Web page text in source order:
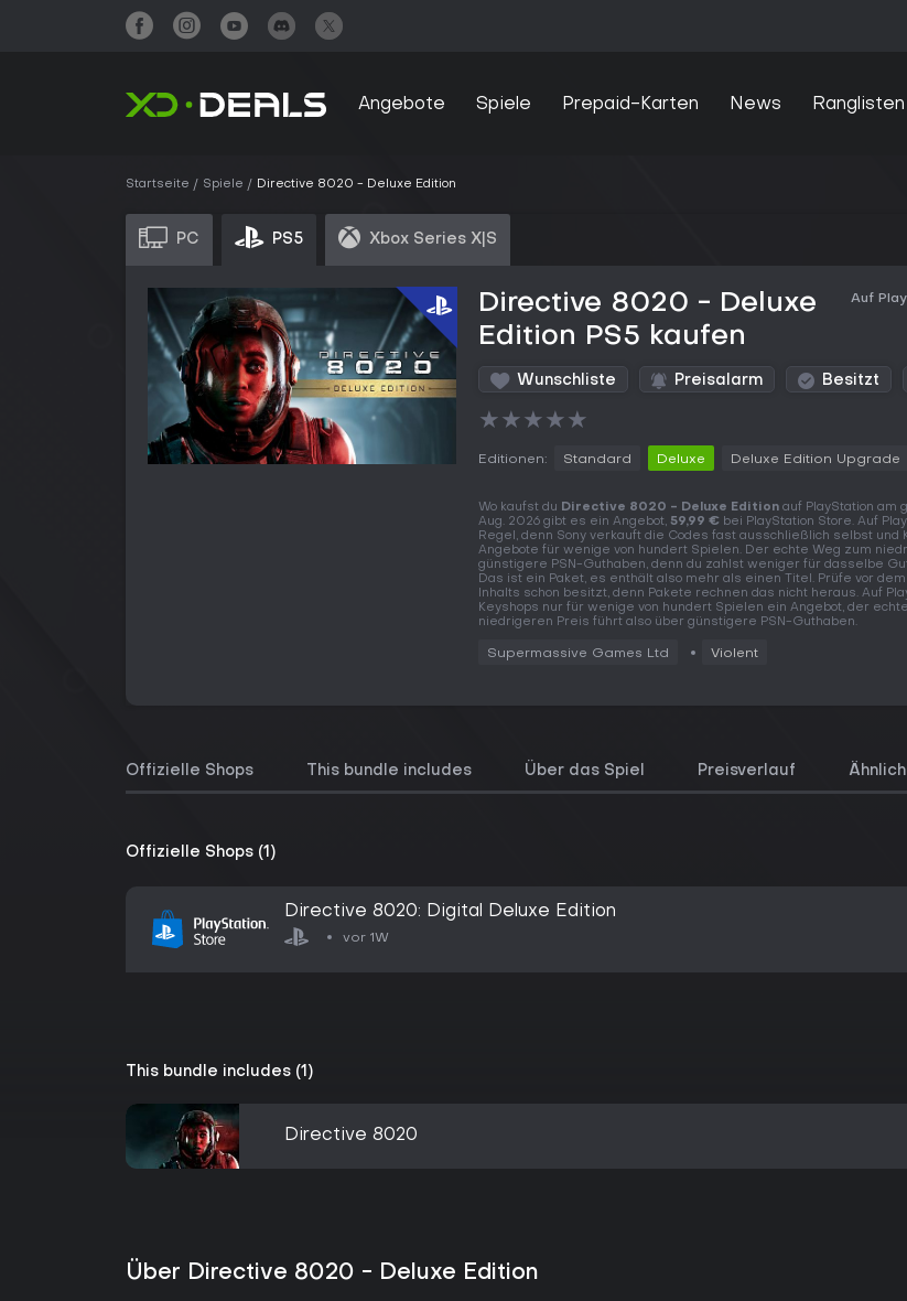
Angebote Spiele Prepaid-Karten News Ranglisten
Startseite Spiele Directive 8020 - Deluxe Edition
PC PS5 Xbox Series X|S
Directive 8020 - Deluxe
Edition PS5 kaufen
Auf
Wunschliste Preisalarm Besitzt
★★★★★
Editionen: Standard Deluxe Deluxe Edition Upgrade
Wo kaufst du Directive 8020 - Deluxe Edition auf PlayStation am
Aug. 2026 gibt es ein Angebot, 59,99 € bei PlayStation Store. Auf
Regel, denn Sony verkauft die Codes fast ausschließlich selbst und
Angebote für wenige von hundert Spielen. Der echte Weg zum
günstigere PSN-Guthaben, denn du zahlst weniger für dasselbe
Das ist ein Paket, es enthält also mehr als einen Titel. Prüfe vor dem
Inhalts schon besitzt, denn Pakete rechnen das nicht heraus. Auf
Keyshops nur für wenige von hundert Spielen ein Angebot, der
niedrigeren Preis führt also über günstigere PSN-Guthaben.
Supermassive Games Ltd Violent
Offizielle Shops This bundle includes Über das Spiel Preisverlauf
Offizielle Shops (1)
Directive 8020: Digital Deluxe Edition
vor 1W
This bundle includes (1)
Directive 8020
Über Directive 8020 - Deluxe Edition